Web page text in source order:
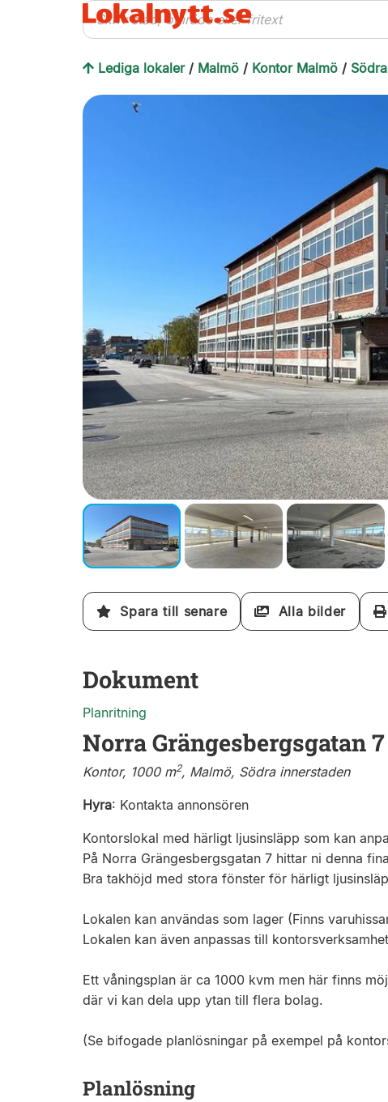
Lediga lokaler / Malmö / Kontor Malmö /
Spara till senare Alla bilder
Dokument
Planritning
Norra Grängesbergsgatan 7
Kontor, 1000 m2, Malmö, Södra innerstaden
Hyra: Kontakta annonsören
Kontorslokal med härligt ljusinsläpp som kan
På Norra Grängesbergsgatan 7 hittar ni denna
Bra takhöjd med stora fönster för härligt
Lokalen kan användas som lager (Finns
Lokalen kan även anpassas till
Ett våningsplan är ca 1000 kvm men här finns
där vi kan dela upp ytan till flera bolag.
(Se bifogade planlösningar på exempel på
Planlösning